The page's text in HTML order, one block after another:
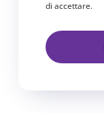
di accettare.